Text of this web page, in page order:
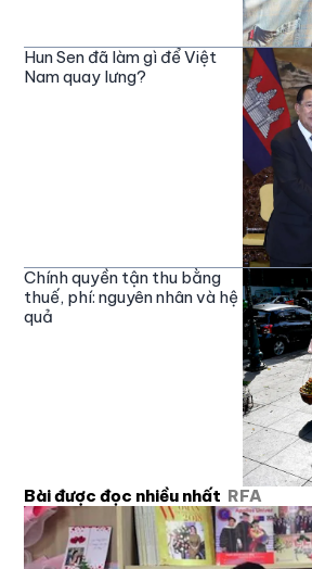
Hun Sen đã làm gì để Việt
Nam quay lưng?
Chính quyền tận thu bằng
thuế, phí: nguyên nhân và hệ
quả
Bài được đọc nhiều nhất RFA